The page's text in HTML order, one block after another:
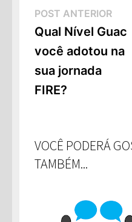
Navegação
de
Post
POST ANTERIORPost
Qual Nível Guac
você adotou na
sua jornada
FIRE?
VOCÊ PODERÁ
TAMBÉM...